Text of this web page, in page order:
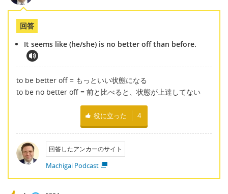
回答
It seems like (he/she) is no better off than before.
to be better off = もっといい状態になる
to be no better off = 前と比べると、状態が上達してない
役に立った 4
回答したアンカーのサイト
Machigai Podcast